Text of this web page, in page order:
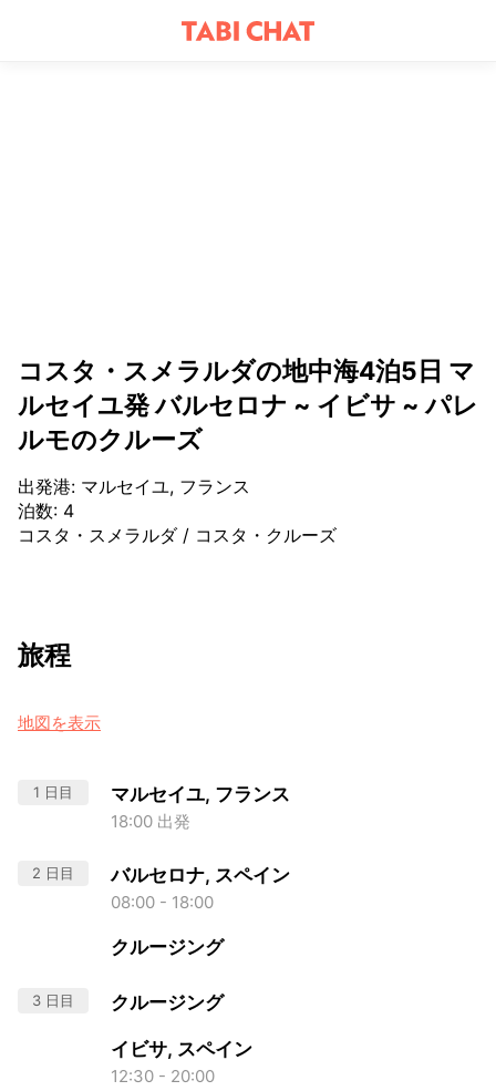
コスタ・スメラルダの地中海4泊5日 マ
ルセイユ発 バルセロナ ~ イビサ ~ パレ
ルモのクルーズ
出発港: マルセイユ, フランス
泊数: 4
コスタ・スメラルダ/ コスタ・クルーズ
旅程
地図を表示
1 日目 マルセイユ, フランス
18:00 出発
2 日目 バルセロナ, スペイン
08:00 - 18:00
クルージング
3 日目 クルージング
イビサ, スペイン
12:30 - 20:00